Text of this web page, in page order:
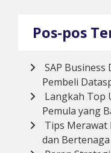
Pos-pos
SAP Business
Pembeli
Langkah Top
Pemula yang
Tips
dan Bertenaga